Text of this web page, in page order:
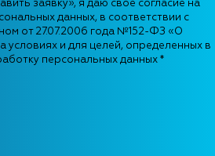
заявку», я даю свое согласие на
данных, в соответствии с
от 27.07.2006 года №152-ФЗ «О
условиях и для целей, определенных в
персональных данных *